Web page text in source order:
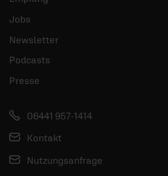
Jobs
Newsletter
Podcasts
Presse
06441 957-1414
Kontakt
Nutzungsanfrage